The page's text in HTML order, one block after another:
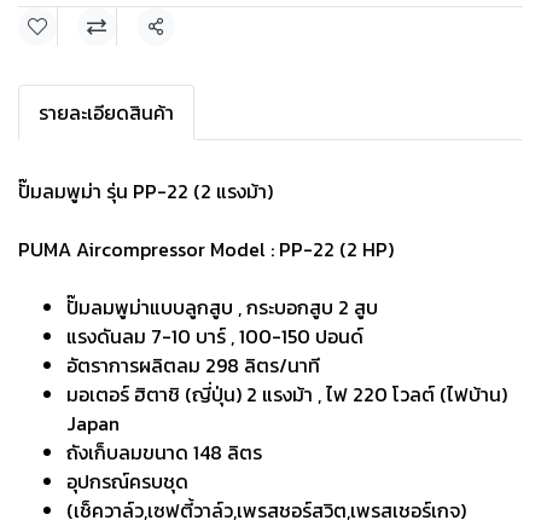
แชร์
รายละเอียดสินค้า
ปั๊มลมพูม่า รุ่น PP-22 (2 แรงม้า)
PUMA Aircompressor Model : PP-22 (2 HP)
ปั๊มลมพูม่าแบบลูกสูบ , กระบอกสูบ 2 สูบ
แรงดันลม 7-10 บาร์ , 100-150 ปอนด์
อัตราการผลิตลม 298 ลิตร/นาที
มอเตอร์ ฮิตาชิ (ญี่ปุ่น) 2 แรงม้า , ไฟ 220 โวลต์ (ไฟบ้าน)
Japan
ถังเก็บลมขนาด 148 ลิตร
อุปกรณ์ครบชุด
(เช็ควาล์ว,เซฟตี้วาล์ว,เพรสชอร์สวิต,เพรสเชอร์เกจ)